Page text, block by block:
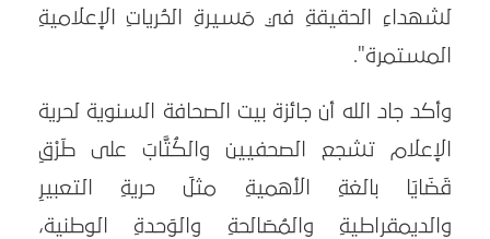
لشهداءِ الحقيقةِ في مَسيرةِ الحُرياتِ الإعلاميةِ
المستمرة".
وأكد جاد الله أن جائزة بيت الصحافة السنوية لحرية
الإعلام تشجع الصحفيين والكُتَّابَ على طَرْقِ
قَضَايَا بالغةِ الأهميةِ مثلَ حريةِ التعبيرِ
والديمقراطيةِ والمُصَالحةِ والوَحدةِ الوطنية،